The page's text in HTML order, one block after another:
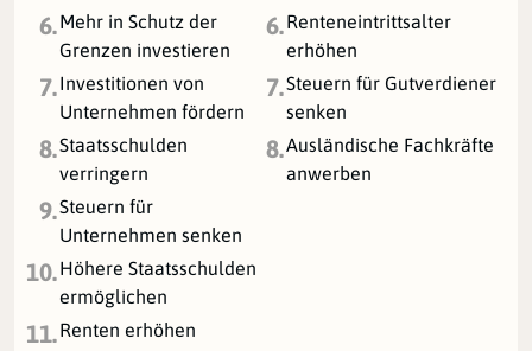
6.Mehr in Schutz der
Grenzen investieren
6.Renteneintrittsalter
erhöhen
7.Investitionen von
Unternehmen fördern
7.Steuern für Gutverdiener
senken
8.Staatsschulden
verringern
8.Ausländische Fachkräfte
anwerben
9.Steuern für
Unternehmen senken
10.Höhere Staatsschulden
ermöglichen
11.Renten erhöhen